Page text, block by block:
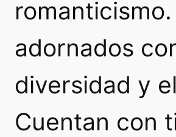
adornados
diversidad y
Cuentan con